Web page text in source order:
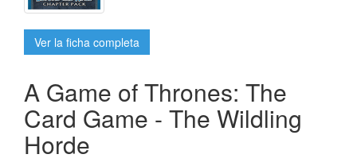
Ver la ficha completa
A Game of Thrones: The
Card Game - The Wildling
Horde